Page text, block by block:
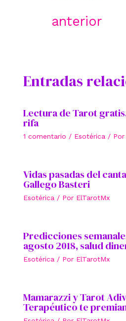
anterior
Entradas
Lectura de Tarot
rifa
1 comentario / Esotérica / Por
Vidas pasadas del
Gallego Basteri
Esotérica / Por ElTarotMx
Predicciones
agosto 2018, salud
Esotérica / Por ElTarotMx
Mamarazzi y Tarot
Terapéutico te